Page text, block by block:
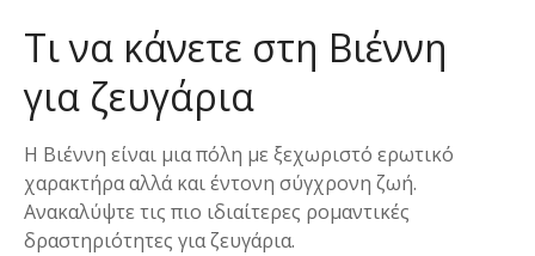
Τι να κάνετε στη Βιέννη
για ζευγάρια
Η Βιέννη είναι μια πόλη με ξεχωριστό ερωτικό
χαρακτήρα αλλά και έντονη σύγχρονη ζωή.
Ανακαλύψτε τις πιο ιδιαίτερες ρομαντικές
δραστηριότητες για ζευγάρια.